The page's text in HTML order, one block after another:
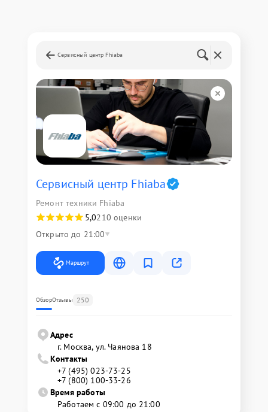
Сервисный центр Fhiaba
Сервисный центр Fhiaba
Ремонт техники Fhiaba
5,0210 оценки
Открыто до 21:00
Маршрут
ОбзорОтзывы 250
Адрес
г. Москва, ул. Чаянова 18
Контакты
+7 (495) 023-73-25
+7 (800) 100-33-26
Время работы
Работаем с 09:00 до 21:00